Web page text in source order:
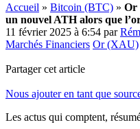
Accueil » Bitcoin (BTC) » Or
un nouvel ATH alors que
11 février 2025 à 6:54 par
Marchés Financiers Or (XAU)
Partager cet article
Nous ajouter en tant que
Les actus qui comptent,